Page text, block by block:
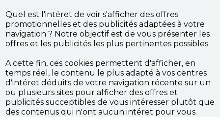
Quel est l'intéret de voir s'afficher des offres
promotionnelles et des publicités adaptées à votre
navigation ? Notre objectif est de vous présenter les
offres et les publicités les plus pertinentes possibles.
A cette fin, ces cookies permettent d'afficher, en
temps réel, le contenu le plus adapté à vos centres
d'intéret déduits de votre navigation récente sur un
ou plusieurs sites pour afficher des offres et
publicités succeptibles de vous intéresser plutôt que
des contenus qui n'ont aucun intéret pour vous.